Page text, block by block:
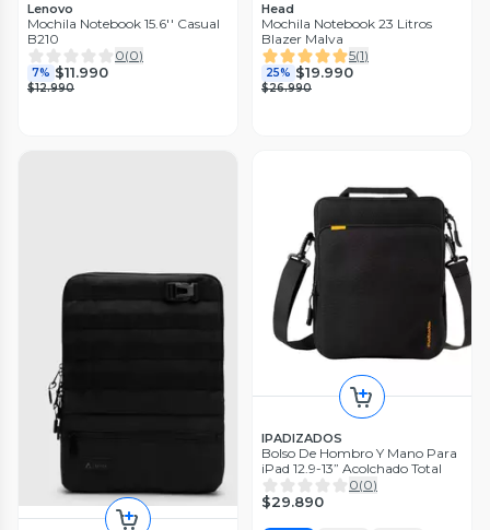
Lenovo
Mochila Notebook 15.6'' Casual
B210
0(0)
7% $11.990
$12.990
Head
Mochila Notebook 23 Litros
Blazer Malva
5(1)
25% $19.990
$26.990
IPADIZADOS
Bolso De Hombro Y Mano Para
iPad 12.9-13” Acolchado Total
0(0)
$29.890